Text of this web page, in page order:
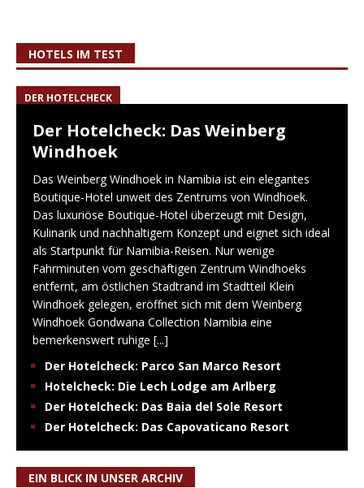
HOTELS IM TEST
DER HOTELCHECK
Der Hotelcheck: Das Weinberg
Windhoek
Das Weinberg Windhoek in Namibia ist ein elegantes
Boutique-Hotel unweit des Zentrums von Windhoek.
Das luxuriöse Boutique-Hotel überzeugt mit Design,
Kulinarik und nachhaltigem Konzept und eignet sich ideal
als Startpunkt für Namibia-Reisen. Nur wenige
Fahrminuten vom geschäftigen Zentrum Windhoeks
entfernt, am östlichen Stadtrand im Stadtteil Klein
Windhoek gelegen, eröffnet sich mit dem Weinberg
Windhoek Gondwana Collection Namibia eine
bemerkenswert ruhige [...]
Der Hotelcheck: Parco San Marco Resort
Hotelcheck: Die Lech Lodge am Arlberg
Der Hotelcheck: Das Baia del Sole Resort
Der Hotelcheck: Das Capovaticano Resort
EIN BLICK IN UNSER ARCHIV